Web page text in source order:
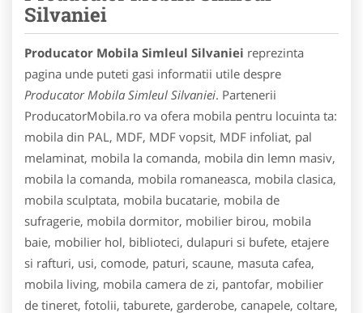
Silvaniei
Producator Mobila Simleul Silvaniei reprezinta
pagina unde puteti gasi informatii utile despre
Producator Mobila Simleul Silvaniei. Partenerii
ProducatorMobila.ro va ofera mobila pentru locuinta ta:
mobila din PAL, MDF, MDF vopsit, MDF infoliat, pal
melaminat, mobila la comanda, mobila din lemn masiv,
mobila la comanda, mobila romaneasca, mobila clasica,
mobila sculptata, mobila bucatarie, mobila de
sufragerie, mobila dormitor, mobilier birou, mobila
baie, mobilier hol, biblioteci, dulapuri si bufete, etajere
si rafturi, usi, comode, paturi, scaune, masuta cafea,
mobila living, mobila camera de zi, pantofar, mobilier
de tineret, fotolii, taburete, garderobe, canapele, coltare,